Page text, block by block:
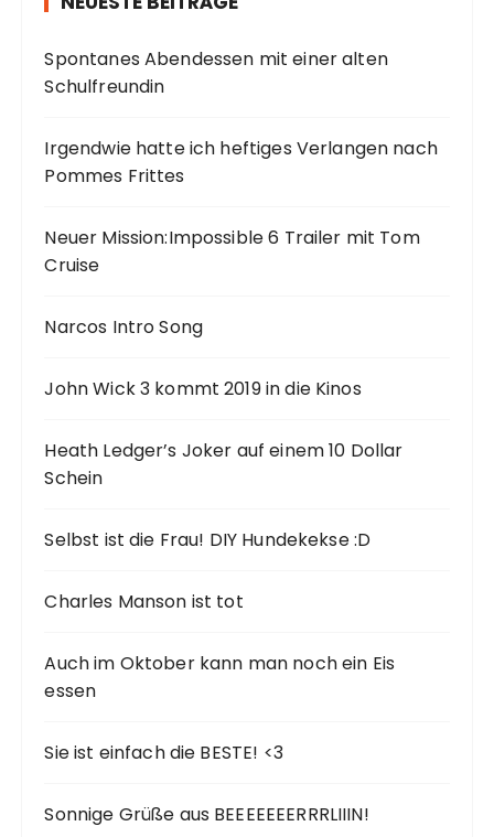
Spontanes Abendessen mit einer alten
Schulfreundin
Irgendwie hatte ich heftiges Verlangen nach
Pommes Frittes
Neuer Mission:Impossible 6 Trailer mit Tom
Cruise
Narcos Intro Song
John Wick 3 kommt 2019 in die Kinos
Heath Ledger’s Joker auf einem 10 Dollar
Schein
Selbst ist die Frau! DIY Hundekekse :D
Charles Manson ist tot
Auch im Oktober kann man noch ein Eis
essen
Sie ist einfach die BESTE! <3
Sonnige Grüße aus BEEEEEEERRRLIIIN!